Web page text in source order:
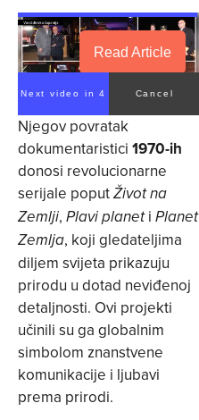
Read Article
Next video in 4 Cancel
Njegov povratak
dokumentaristici 1970-ih
donosi revolucionarne
serijale poput Život na
Zemlji, Plavi planeti Planet
Zemlja, koji gledateljima
diljem svijeta prikazuju
prirodu u dotad neviđenoj
detaljnosti. Ovi projekti
učinili su ga globalnim
simbolom znanstvene
komunikacije i ljubavi
prema prirodi.